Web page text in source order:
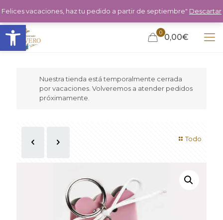
Abrir barra de herramientas 0 0,00€
Nuestra tienda está temporalmente cerrada
por vacaciones. Volveremos a atender pedidos
próximamente.
Todo
Felices vacaciones, haz tu pedido a partir de septiembre" Descartar